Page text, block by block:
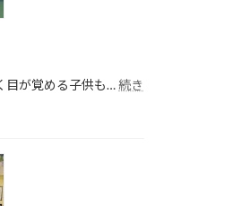
目が覚める子供も…続き